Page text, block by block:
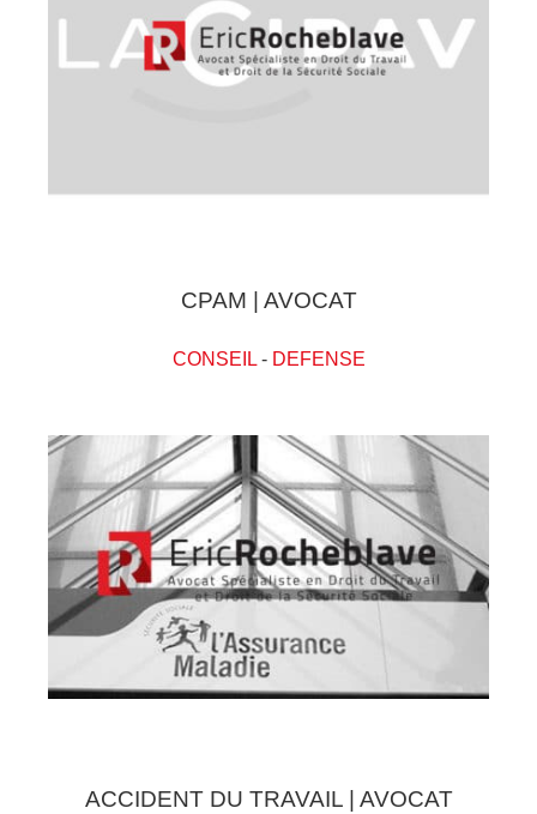
CPAM | AVOCAT
CONSEIL- DEFENSE
ACCIDENT DU TRAVAIL | AVOCAT